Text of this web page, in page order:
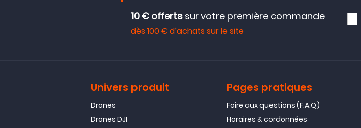
10 € offerts sur votre première commande
dès 100 € d’achats sur le site
Univers produit
Drones
Drones DJI
Pages pratiques
Foire aux questions (F.A.Q)
Horaires & cordonnées